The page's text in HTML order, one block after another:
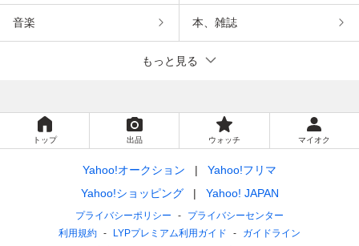
音楽 本、雑誌
もっと見る
トップ 出品 ウォッチ マイオク
Yahoo!オークション
Yahoo!フリマ
Yahoo!ショッピング
Yahoo! JAPAN
プライバシーポリシー
プライバシーセンター
利用規約
LYPプレミアム利用ガイド
ガイドライン